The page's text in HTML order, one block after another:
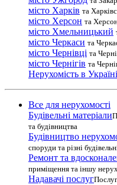
місто Харків та
місто Херсон та
місто Хмельницький
місто Черкаси та
місто Чернівці та
місто Чернігів та
Нерухомість в Україні
Все для нерухомості
Будівельні матеріали
та будівництва
Будівництво
споруди та різні
Ремонт та
приміщення та іншу
Надавачі послуг